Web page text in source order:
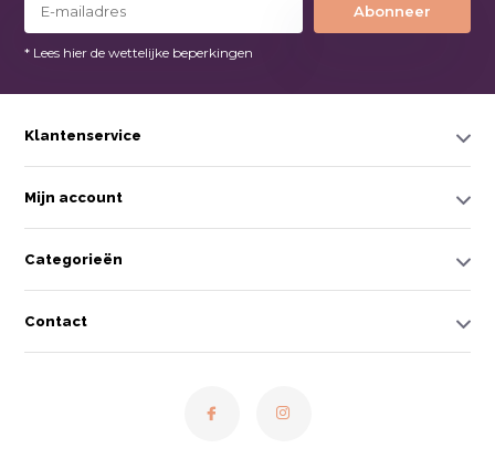
Abonneer
* Lees hier de wettelijke beperkingen
Klantenservice
Mijn account
Categorieën
Contact